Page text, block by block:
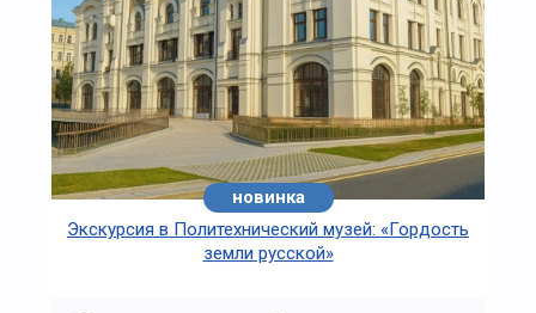
новинка
Экскурсия в Политехнический музей: «Гордость
земли русской»